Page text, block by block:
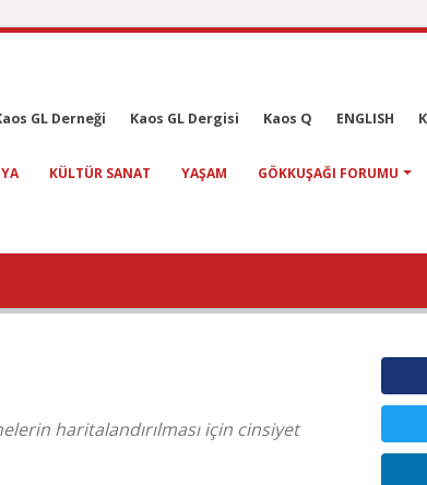
GL Derneği Kaos GL Dergisi Kaos Q ENGLISH
KÜLTÜR SANAT YAŞAM GÖKKUŞAĞI FORUMU
haritalandırılması için cinsiyet